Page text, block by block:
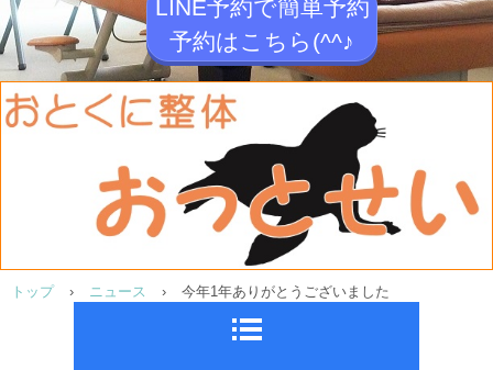
LINE予約で簡単予約
予約はこちら(^^♪
トップ › ニュース › 今年1年ありがとうございました